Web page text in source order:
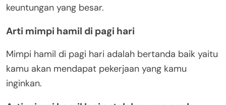
keuntungan yang besar.
Arti mimpi hamil di pagi hari
Mimpi hamil di pagi hari adalah bertanda baik yaitu
kamu akan mendapat pekerjaan yang kamu
inginkan.